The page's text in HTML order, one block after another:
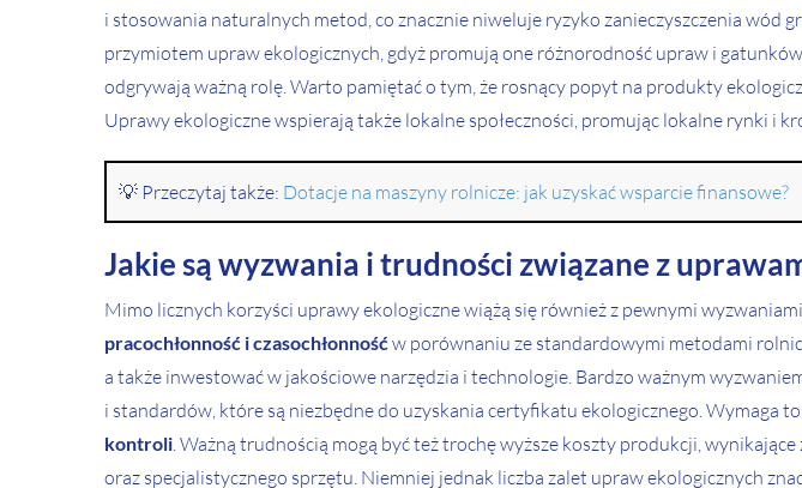
i stosowania naturalnych metod, co znacznie niweluje ryzyko zanieczyszczenia wód
przymiotem upraw ekologicznych, gdyż promują one różnorodność upraw i
odgrywają ważną rolę. Warto pamiętać o tym, że rosnący popyt na produkty
Uprawy ekologiczne wspierają także lokalne społeczności, promując lokalne rynki i
💡 Przeczytaj także: Dotacje na maszyny rolnicze: jak uzyskać wsparcie finansowe?
Jakie są wyzwania i trudności związane z
Mimo licznych korzyści uprawy ekologiczne wiążą się również z pewnymi
pracochłonność i czasochłonnośćw porównaniu ze standardowymi metodami
a także inwestować w jakościowe narzędzia i technologie. Bardzo ważnym
i standardów, które są niezbędne do uzyskania certyfikatu ekologicznego. Wymaga
kontroli. Ważną trudnością mogą być też trochę wyższe koszty produkcji,
oraz specjalistycznego sprzętu. Niemniej jednak liczba zalet upraw ekologicznych